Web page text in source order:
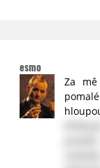
esmo
Za